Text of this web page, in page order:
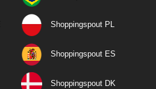
Shoppingspout PL
Shoppingspout ES
Shoppingspout DK